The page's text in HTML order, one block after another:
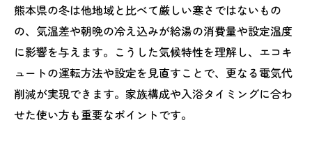
家族構成別エコキュート節約術を徹底解説
エコキュートの設定温度冬の最適バランス
エコキュート冬設定温度の最適な目安とは
熊本県の冬に合う給湯温度調整ポイント
省エネと快適を両立する温度設定のコツ
熊本県の冬は他地域と比べて厳しい寒さではないもの
の、気温差や朝晩の冷え込みが給湯の消費量や設定温度
に影響を与えます。こうした気候特性を理解し、エコキ
ュートの運転方法や設定を見直すことで、更なる電気代
削減が実現できます。家族構成や入浴タイミングに合わ
せた使い方も重要なポイントです。